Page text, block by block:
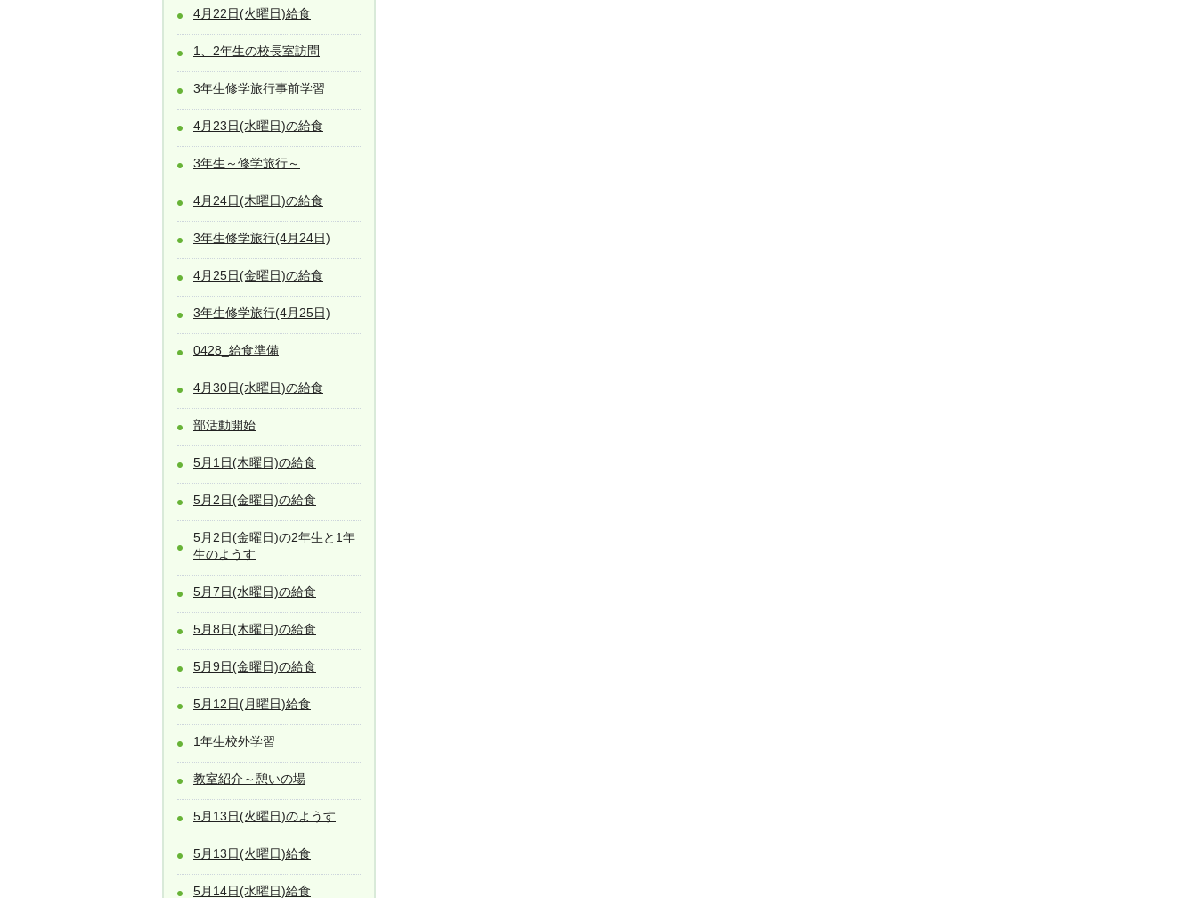
4月22日(火曜日)給食
1、2年生の校長室訪問
3年生修学旅行事前学習
4月23日(水曜日)の給食
3年生～修学旅行～
4月24日(木曜日)の給食
3年生修学旅行(4月24日)
4月25日(金曜日)の給食
3年生修学旅行(4月25日)
0428_給食準備
4月30日(水曜日)の給食
部活動開始
5月1日(木曜日)の給食
5月2日(金曜日)の給食
5月2日(金曜日)の2年生と1年
生のようす
5月7日(水曜日)の給食
5月8日(木曜日)の給食
5月9日(金曜日)の給食
5月12日(月曜日)給食
1年生校外学習
教室紹介～憩いの場
5月13日(火曜日)のようす
5月13日(火曜日)給食
5月14日(水曜日)給食